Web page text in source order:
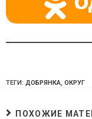
ТЕГИ: ДОБРЯНКА, ОКРУГ
ПОХОЖИЕ